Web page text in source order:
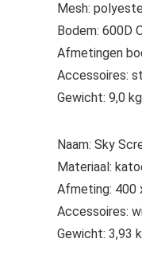
Mesh:
Bodem: 600D
Afmetingen
Accessoires:
Gewicht: 9,0 kg
Naam: Sky
Materiaal:
Afmeting: 400
Accessoires:
Gewicht: 3,93